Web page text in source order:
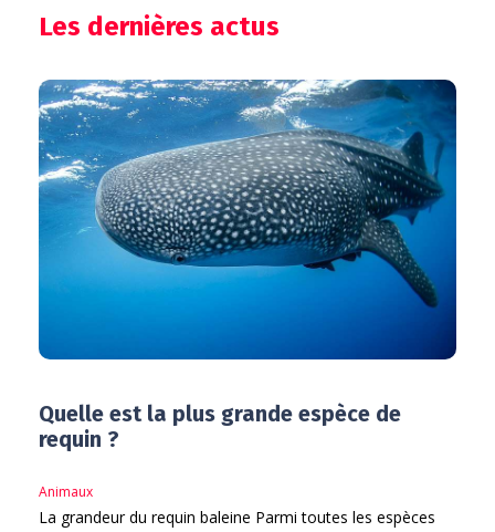
Les dernières actus
Quelle est la plus grande espèce de
requin ?
Animaux
La grandeur du requin baleine Parmi toutes les espèces